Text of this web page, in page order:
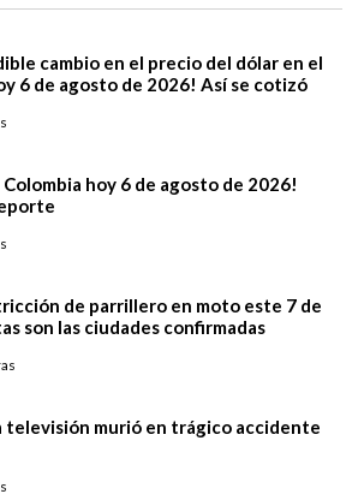
cambio en el precio del dólar en el
6 de agosto de 2026! Así se cotizó
Colombia hoy 6 de agosto de 2026!
de parrillero en moto este 7 de
son las ciudades confirmadas
televisión murió en trágico accidente